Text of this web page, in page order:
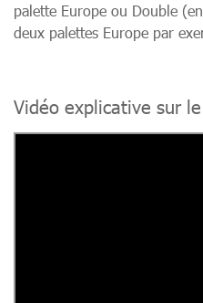
palette Europe ou Double
deux palettes Europe par
Vidéo explicative sur